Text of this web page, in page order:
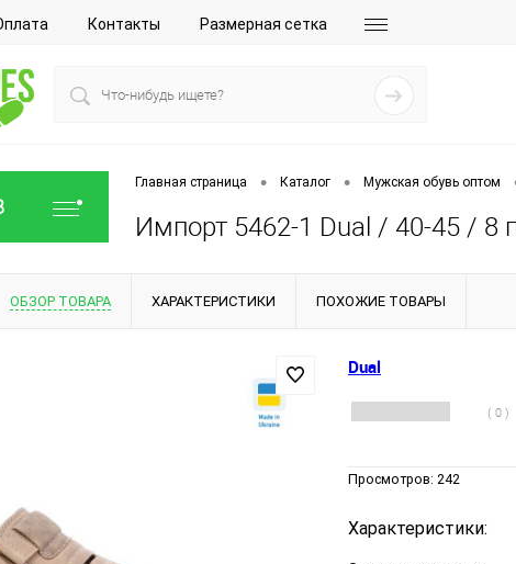
Контакты Размерная сетка
Главная страница • Каталог • Мужская обувь оптом
Импорт 5462-1 Dual / 40-45 / 8
ОБЗОР ТОВАРА ХАРАКТЕРИСТИКИ ПОХОЖИЕ ТОВАРЫ
Dual
( 0 )
Просмотров: 242
Характеристики: